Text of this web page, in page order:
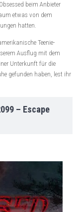
beim Anbieter
etwas von dem
hatten.
Teenie-
Ausflug mit dem
Unterkunft für die
gefunden haben, lest ihr
– Escape